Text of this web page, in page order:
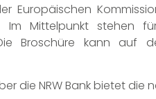
Europäischen
Mittelpunkt stehen
Broschüre kann auf
die NRW Bank bietet die